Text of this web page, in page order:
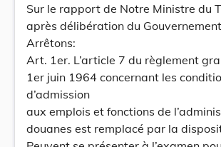
Sur le rapport de Notre Ministre du
après délibération du
Arrêtons:
Art. 1er. L’article 7 du règlement
1er juin 1964 concernant les
d’admission
aux emplois et fonctions de
douanes est remplacé par la